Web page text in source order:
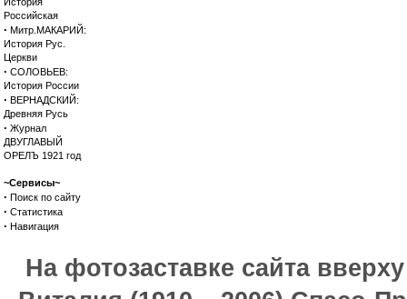
Российская
· Митр.МАКАРИЙ:
История Рус.
Церкви
· СОЛОВЬЕВ:
История России
· ВЕРНАДСКИЙ:
Древняя Русь
· Журнал
ДВУГЛАВЫЙ
ОРЕЛЪ 1921 год
~Сервисы~
· Поиск по сайту
· Статистика
· Навигация
На фотозаставке сайта